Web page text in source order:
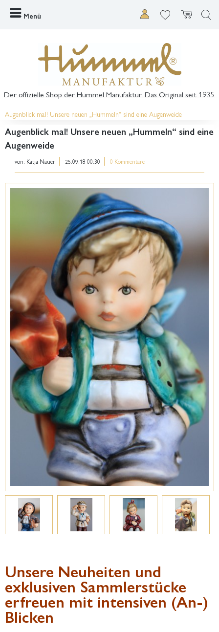
Menü
Der offizielle Shop der Hummel Manufaktur. Das Original seit 1935.
Augenblick mal! Unsere neuen „Hummeln“ sind eine Augenweide
Augenblick mal! Unsere neuen „Hummeln“ sind eine
Augenweide
von: Katja Nauer 25.09.18 00:30 0 Kommentare
Unsere Neuheiten und
exklusiven Sammlerstücke
erfreuen mit intensiven (An-)
Blicken